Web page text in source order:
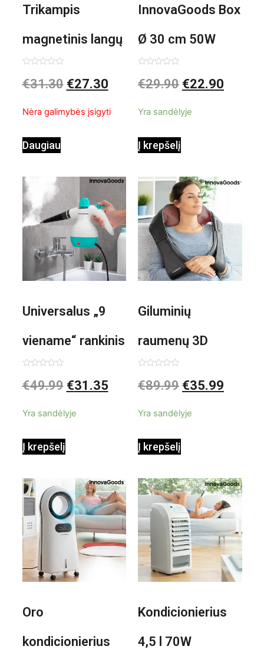
Trikampis
magnetinis langų
valiklis Klinmag
0
iš
€31.30 €27.30
Nėra galimybės įsigyti
Daugiau
InnovaGoods Box
Ø 30 cm 50W
Baltai pilkas
0
iš
€29.90 €22.90
Yra sandėlyje
Į krepšelį
Universalus „9
viename“ rankinis
garintuvas su
0,35 L 3 Bar
1000W
0
iš
€49.99 €31.35
Yra sandėlyje
Į krepšelį
Giluminių
raumenų 3D
elektrinis
Shiatsu
0
iš
€89.99 €35.99
Yra sandėlyje
Į krepšelį
Oro
kondicionierius
Kondicionierius
4,5 l 70W